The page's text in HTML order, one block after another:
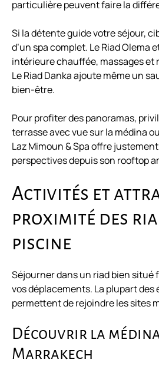
particulière peuvent faire la
Si la détente guide votre séjour,
d’un spa complet. Le Riad Olema
intérieure chauffée, massages et
Le Riad Danka ajoute même un
bien-être.
Pour profiter des panoramas,
terrasse avec vue sur la médina
Laz Mimoun & Spa offre
perspectives depuis son rooftop
Activités et
proximité des
piscine
Séjourner dans un riad bien
vos déplacements. La plupart
permettent de rejoindre les sites
Découvrir la
Marrakech